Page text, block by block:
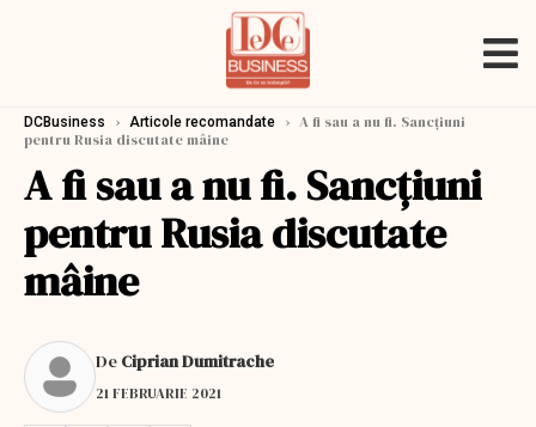
DCBusiness › Articole recomandate › A fi sau a nu fi. Sancțiuni
pentru Rusia discutate mâine
A fi sau a nu fi. Sancțiuni
pentru Rusia discutate
mâine
De Ciprian Dumitrache
21 FEBRUARIE 2021